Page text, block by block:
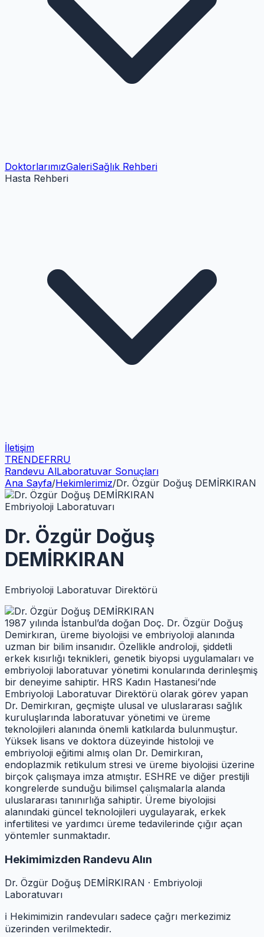
DoktorlarımızGaleriSağlık Rehberi
Hasta Rehberi
İletişim
TRENDEFRRU
Randevu AlLaboratuvar Sonuçları
Ana Sayfa/Hekimlerimiz/Dr. Özgür Doğuş DEMİRKIRAN
Embriyoloji Laboratuvarı
Dr. Özgür Doğuş
DEMİRKIRAN
Embriyoloji Laboratuvar Direktörü
1987 yılında İstanbul’da doğan Doç. Dr. Özgür Doğuş
Demirkıran, üreme biyolojisi ve embriyoloji alanında
uzman bir bilim insanıdır. Özellikle androloji, şiddetli
erkek kısırlığı teknikleri, genetik biyopsi uygulamaları ve
embriyoloji laboratuvar yönetimi konularında derinleşmiş
bir deneyime sahiptir. HRS Kadın Hastanesi’nde
Embriyoloji Laboratuvar Direktörü olarak görev yapan
Dr. Demirkıran, geçmişte ulusal ve uluslararası sağlık
kuruluşlarında laboratuvar yönetimi ve üreme
teknolojileri alanında önemli katkılarda bulunmuştur.
Yüksek lisans ve doktora düzeyinde histoloji ve
embriyoloji eğitimi almış olan Dr. Demirkıran,
endoplazmik retikulum stresi ve üreme biyolojisi üzerine
birçok çalışmaya imza atmıştır. ESHRE ve diğer prestijli
kongrelerde sunduğu bilimsel çalışmalarla alanda
uluslararası tanınırlığa sahiptir. Üreme biyolojisi
alanındaki güncel teknolojileri uygulayarak, erkek
infertilitesi ve yardımcı üreme tedavilerinde çığır açan
yöntemler sunmaktadır.
Hekimimizden Randevu Alın
Dr. Özgür Doğuş DEMİRKIRAN · Embriyoloji
Laboratuvarı
ℹ️ Hekimimizin randevuları sadece çağrı merkezimiz
üzerinden verilmektedir.